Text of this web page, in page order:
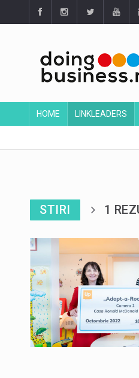
HOME LINKLEADERS
STIRI 1